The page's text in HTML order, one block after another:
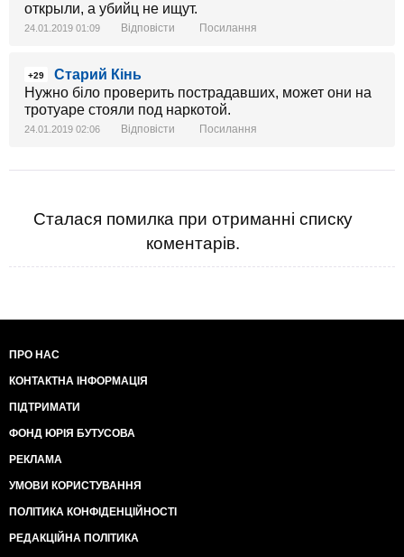
открыли, а убийц не ищут.
24.01.2019 01:09 Відповісти Посилання
+29
Cтарий Кінь
Нужно біло проверить пострадавших, может они на
тротуаре стояли под наркотой.
24.01.2019 02:06 Відповісти Посилання
Сталася помилка при отриманні списку
коментарів.
ПРО НАС
КОНТАКТНА ІНФОРМАЦІЯ
ПІДТРИМАТИ
ФОНД ЮРІЯ БУТУСОВА
РЕКЛАМА
УМОВИ КОРИСТУВАННЯ
ПОЛІТИКА КОНФІДЕНЦІЙНОСТІ
РЕДАКЦІЙНА ПОЛІТИКА